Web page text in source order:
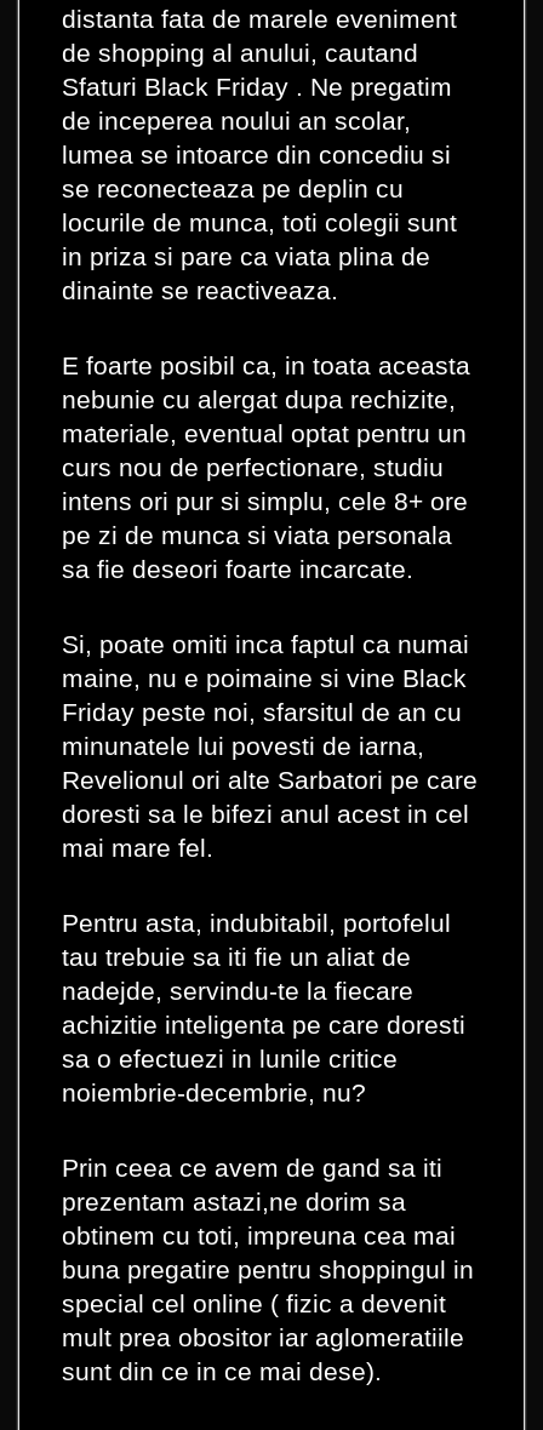
distanta fata de marele eveniment
de shopping al anului, cautand
Sfaturi Black Friday . Ne pregatim
de inceperea noului an scolar,
lumea se intoarce din concediu si
se reconecteaza pe deplin cu
locurile de munca, toti colegii sunt
in priza si pare ca viata plina de
dinainte se reactiveaza.
E foarte posibil ca, in toata aceasta
nebunie cu alergat dupa rechizite,
materiale, eventual optat pentru un
curs nou de perfectionare, studiu
intens ori pur si simplu, cele 8+ ore
pe zi de munca si viata personala
sa fie deseori foarte incarcate.
Si, poate omiti inca faptul ca numai
maine, nu e poimaine si vine Black
Friday peste noi, sfarsitul de an cu
minunatele lui povesti de iarna,
Revelionul ori alte Sarbatori pe care
doresti sa le bifezi anul acest in cel
mai mare fel.
Pentru asta, indubitabil, portofelul
tau trebuie sa iti fie un aliat de
nadejde, servindu-te la fiecare
achizitie inteligenta pe care doresti
sa o efectuezi in lunile critice
noiembrie-decembrie, nu?
Prin ceea ce avem de gand sa iti
prezentam astazi,ne dorim sa
obtinem cu toti, impreuna cea mai
buna pregatire pentru shoppingul in
special cel online ( fizic a devenit
mult prea obositor iar aglomeratiile
sunt din ce in ce mai dese).